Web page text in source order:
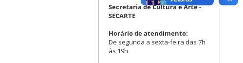
Secretaria de Cultura e Arte -
SECARTE
Horário de atendimento:
De segunda a sexta-feira das 7h
às 19h